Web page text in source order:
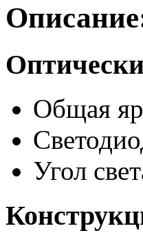
Общая
Угол